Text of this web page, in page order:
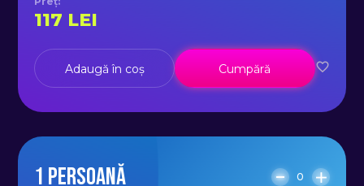
117 LEI
Adaugă în coș Cumpără
1 PERSOANĂ
0